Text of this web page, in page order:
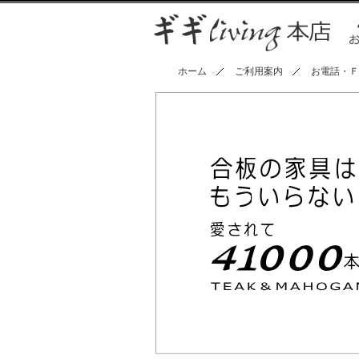
ホーム ご利用案内 お電話・